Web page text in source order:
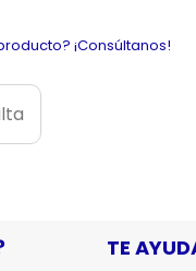
¡Consúltanos!
TE